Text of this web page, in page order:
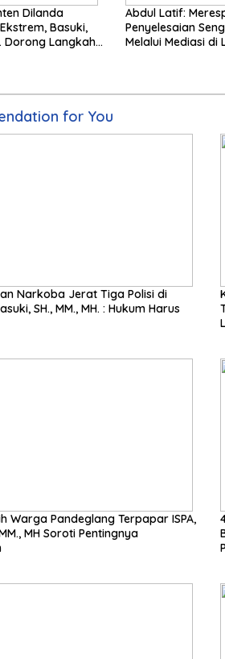
Dilanda
Basuki,
Dorong Langkah
Abdul Latif: Merespon
Penyelesaian
Melalui Mediasi di
for You
Narkoba Jerat Tiga Polisi di
SH., MM., MH. : Hukum Harus
Warga Pandeglang Terpapar ISPA,
MH Soroti Pentingnya